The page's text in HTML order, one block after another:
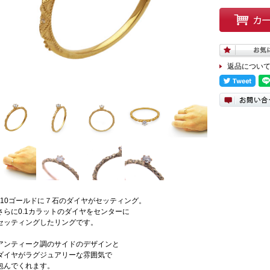
返品につい
ゴールドに７石のダイヤがセッティング。
らに0.1カラットのダイヤをセンターに
ッティングしたリングです。
ンティーク調のサイドのデザインと
イヤがラグジュアリーな雰囲気で
んでくれます。